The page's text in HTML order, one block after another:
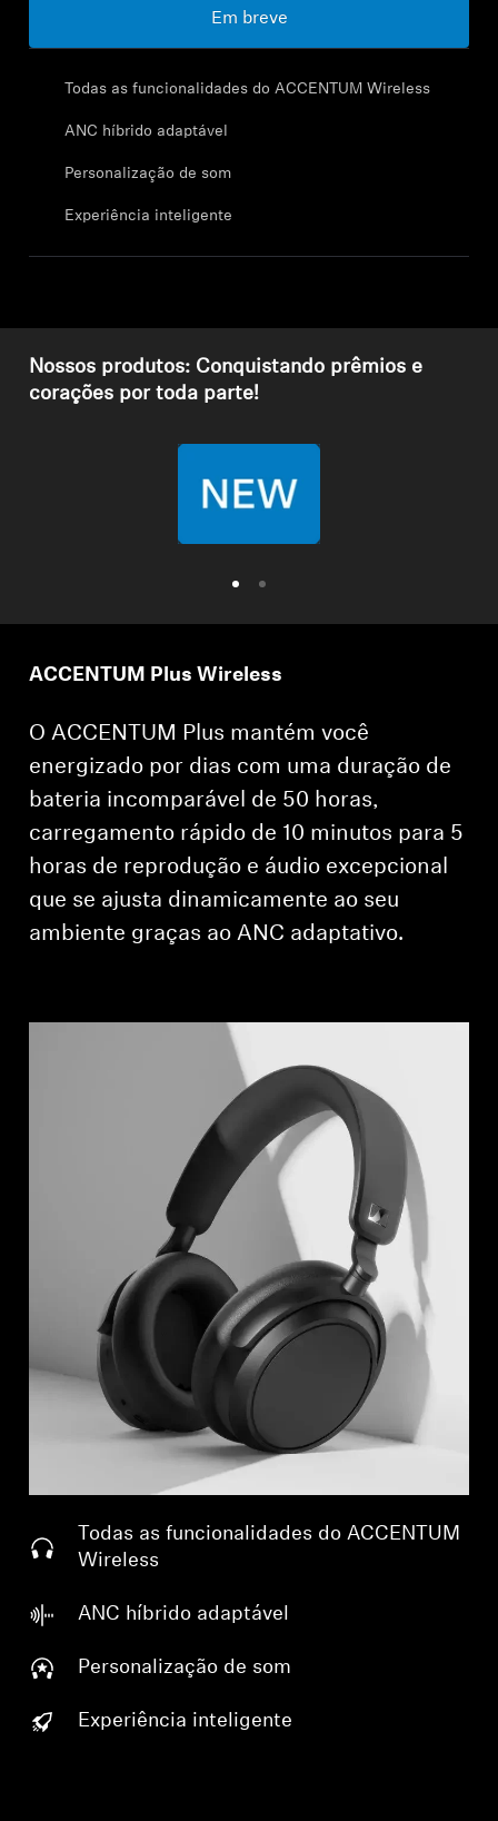
Em breve
Todas as funcionalidades do ACCENTUM Wireless
ANC híbrido adaptável
Personalização de som
Experiência inteligente
Nossos produtos: Conquistando prêmios e
corações por toda parte!
ACCENTUM Plus Wireless
O ACCENTUM Plus mantém você
energizado por dias com uma duração de
bateria incomparável de 50 horas,
carregamento rápido de 10 minutos para 5
horas de reprodução e áudio excepcional
que se ajusta dinamicamente ao seu
ambiente graças ao ANC adaptativo.
Todas as funcionalidades do ACCENTUM
Wireless
ANC híbrido adaptável
Personalização de som
Experiência inteligente